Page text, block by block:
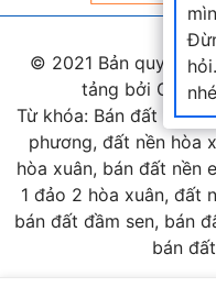
© 2021 Bản quyền
tảng bởi Công
Từ khóa: Bán đất hòa
phương, đất nền hòa
hòa xuân, bán đất nền
1 đảo 2 hòa xuân, đất
bán đất đầm sen, bán
bán